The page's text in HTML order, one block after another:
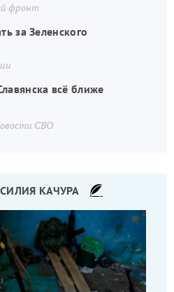
фронт
за Зеленского
всё ближе
СВО
КАЧУРА